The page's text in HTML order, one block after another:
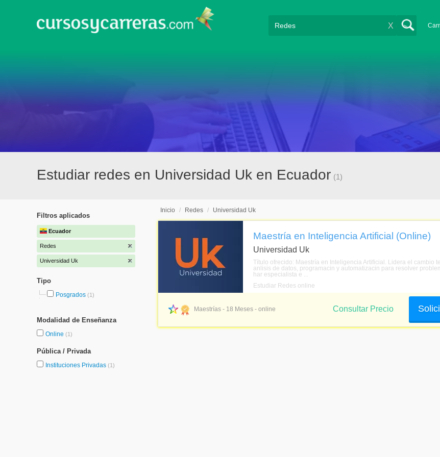
X
Estudiar redes en Universidad Uk en Ecuador (1)
Filtros aplicados
Ecuador
Redes
Universidad Uk
Tipo
Posgrados (1)
Modalidad de Enseñanza
Online (1)
Pública / Privada
Instituciones Privadas (1)
Inicio / Redes / Universidad Uk
Maestría en Inteligencia Artificial (Online)
Universidad Uk
Título ofrecido: Maestría en Inteligencia Artificial. Lidera el cambio
anlisis de datos, programacin y automatizacin para resolver
har especialista e ...
Estudiar Redes online
Maestrías - 18 Meses - online Consultar Precio